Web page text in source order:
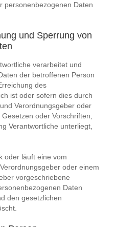
personenbezogenen Daten
und Sperrung von
verarbeitet und
der betroffenen Person
des
ist oder sofern dies durch
Verordnungsgeber oder
oder Vorschriften,
Verantwortliche unterliegt,
oder läuft eine vom
oder einem
vorgeschriebene
Daten
den gesetzlichen